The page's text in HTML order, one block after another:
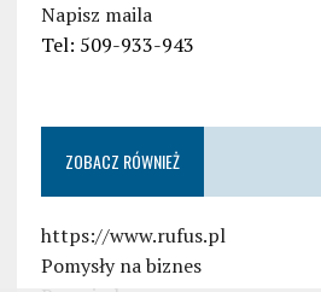
Napisz maila
Tel: 509-933-943
ZOBACZ RÓWNIEŻ
https://www.rufus.pl
Pomysły na biznes